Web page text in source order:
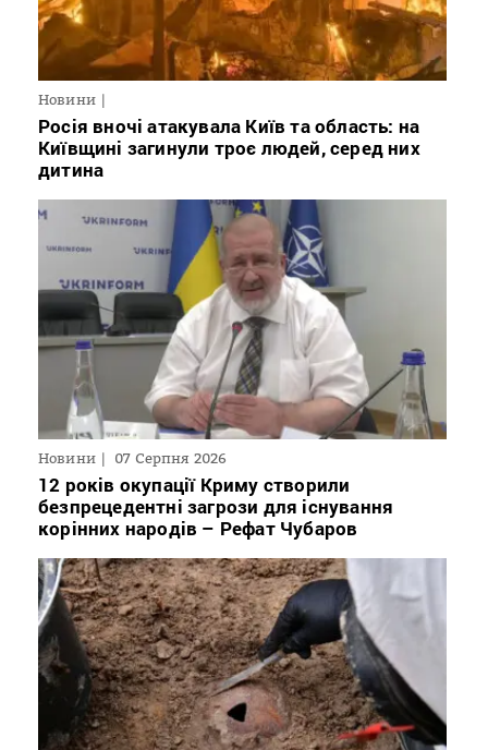
Новини
Росія вночі атакувала Київ та область: на
Київщині загинули троє людей, серед них
дитина
Новини 07 Серпня 2026
12 років окупації Криму створили
безпрецедентні загрози для існування
корінних народів – Рефат Чубаров